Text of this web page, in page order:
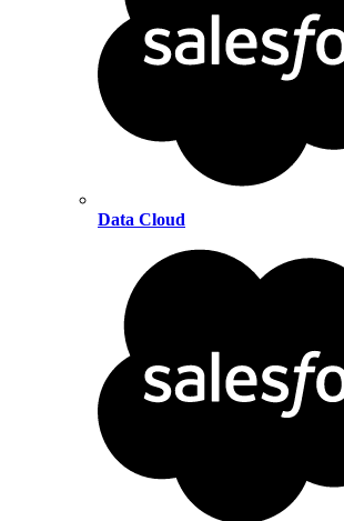
Data Cloud